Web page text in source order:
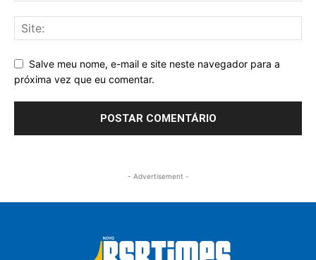
Salve meu nome, e-mail e site neste navegador para a
próxima vez que eu comentar.
- Advertisement -